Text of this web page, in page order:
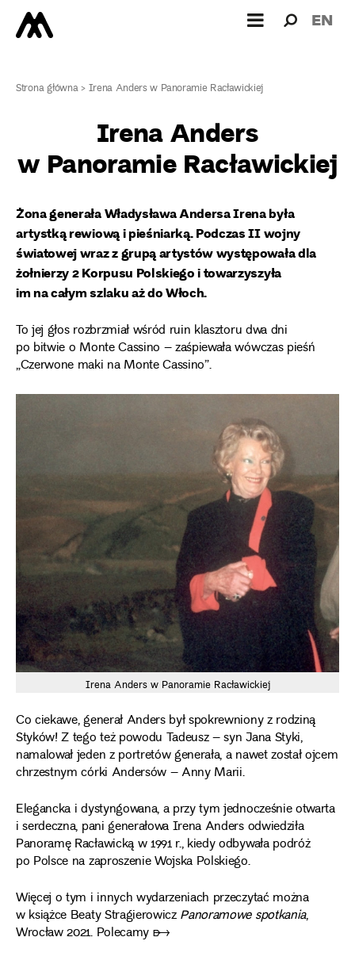
dla: EN
Strona główna>Irena Anders w Panoramie Racławickiej
Irena Anders
w Panoramie Racławickiej
Żona generała Władysława Andersa Irena była
artystką rewiową i pieśniarką. Podczas II wojny
światowej wraz z grupą artystów występowała dla
żołnierzy 2 Korpusu Polskiego i towarzyszyła
im na całym szlaku aż do Włoch.
To jej głos rozbrzmiał wśród ruin klasztoru dwa dni
po bitwie o Monte Cassino – zaśpiewała wówczas pieśń
„Czerwone maki na Monte Cassino”.
Irena Anders w Panoramie Racławickiej
Co ciekawe, generał Anders był spokrewniony z rodziną
Styków! Z tego też powodu Tadeusz – syn Jana Styki,
namalował jeden z portretów generała, a nawet został ojcem
chrzestnym córki Andersów – Anny Marii.
Elegancka i dystyngowana, a przy tym jednocześnie otwarta
i serdeczna, pani generałowa Irena Anders odwiedziła
Panoramę Racławicką w 1991 r., kiedy odbywała podróż
po Polsce na zaproszenie Wojska Polskiego.
Więcej o tym i innych wydarzeniach przeczytać można
w książce Beaty StragierowiczPanoramowe spotkania,
Wrocław 2021. Polecamy ➸